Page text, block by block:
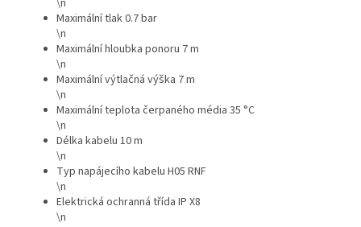
\n
Maximální tlak 0.7 bar
\n
Maximální hloubka ponoru 7 m
\n
Maximální výtlačná výška 7 m
\n
Maximální teplota čerpaného média 35 °C
\n
Délka kabelu 10 m
\n
Typ napájecího kabelu H05 RNF
\n
Elektrická ochranná třída IP X8
\n